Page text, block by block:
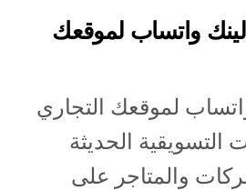
واتساب لموقعك
لموقعك التجاري
التسويقية الحديثة
والمتاجر على